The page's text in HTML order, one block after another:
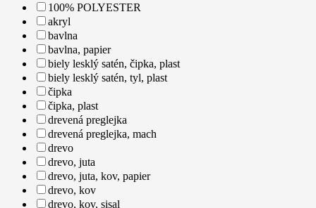
100% POLYESTER
akryl
bavlna
bavlna, papier
biely lesklý satén, čipka, plast
biely lesklý satén, tyl, plast
čipka
čipka, plast
drevená preglejka
drevená preglejka, mach
drevo
drevo, juta
drevo, juta, kov, papier
drevo, kov
drevo, kov, sisal